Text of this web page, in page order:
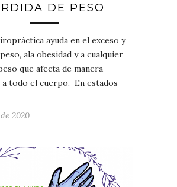
DE PESO
ayuda en el exceso y
ala obesidad y a cualquier
que afecta de manera
todo el cuerpo. En estados
2020